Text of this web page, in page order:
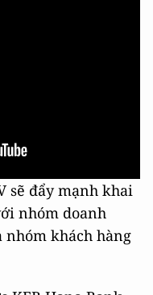
sẽ đẩy mạnh khai
nhóm doanh
khách hàng